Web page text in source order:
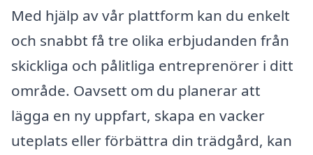
Med hjälp av vår plattform kan du enkelt
och snabbt få tre olika erbjudanden från
skickliga och pålitliga entreprenörer i ditt
område. Oavsett om du planerar att
lägga en ny uppfart, skapa en vacker
uteplats eller förbättra din trädgård, kan